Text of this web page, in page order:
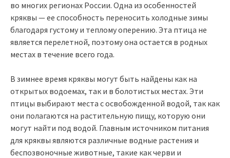
во многих регионах России. Одна из особенностей
кряквы — ее способность переносить холодные зимы
благодаря густому и теплому оперению. Эта птица не
является перелетной, поэтому она остается в родных
местах в течение всего года.
В зимнее время кряквы могут быть найдены как на
открытых водоемах, так и в болотистых местах. Эти
птицы выбирают места с освобожденной водой, так как
они полагаются на растительную пищу, которую они
могут найти под водой. Главным источником питания
для кряквы являются различные водные растения и
беспозвоночные животные, такие как черви и